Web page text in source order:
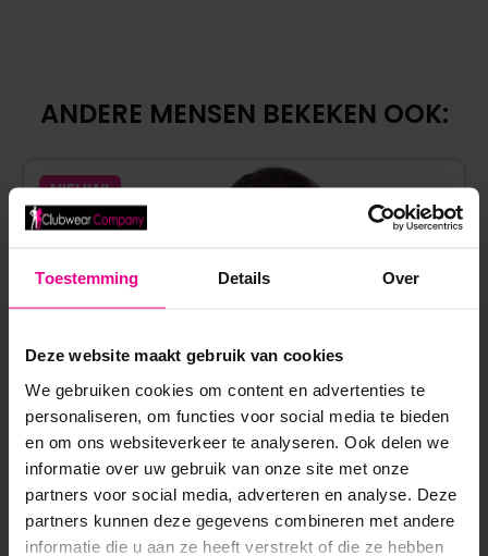
Toestemming Details Over
Deze website maakt gebruik van cookies
We gebruiken cookies om content en advertenties te
personaliseren, om functies voor social media te bieden
en om ons websiteverkeer te analyseren. Ook delen we
informatie over uw gebruik van onze site met onze
partners voor social media, adverteren en analyse. Deze
partners kunnen deze gegevens combineren met andere
informatie die u aan ze heeft verstrekt of die ze hebben
ANDERE MENSEN BEKEKEN OOK:
NIEUW!